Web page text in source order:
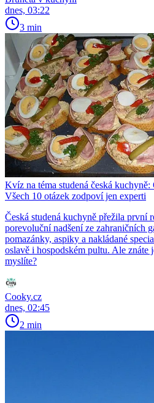
dnes, 03:22
3 min
Kvíz na téma studená česká
Všech 10 otázek zodpoví jen experti
Česká studená kuchyně přežila první
porevoluční nadšení ze zahraničních
pomazánky, aspiky a nakládané
oslavě i hospodském pultu. Ale znáte
myslíte?
Cooky.cz
dnes, 02:45
2 min